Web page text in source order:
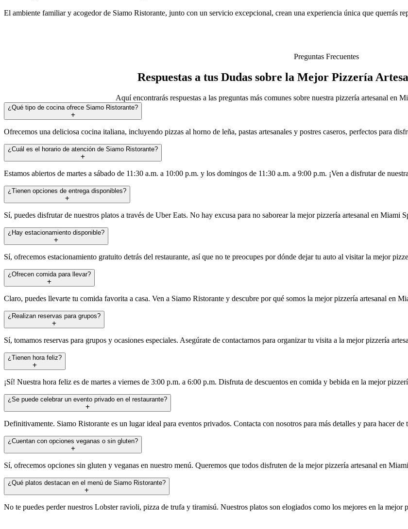
El ambiente familiar y acogedor de Siamo Ristorante, junto con un servicio excepcional, crean una experiencia única que querrás
Preguntas Frecuentes
Respuestas a tus Dudas sobre la Mejor Pizzería
Aquí encontrarás respuestas a las preguntas más comunes sobre nuestra pizzería artesanal en
¿Qué tipo de cocina ofrece Siamo Ristorante?
Ofrecemos una deliciosa cocina italiana, incluyendo pizzas al horno de leña, pastas artesanales y postres caseros, perfectos para
¿Cuál es el horario de atención de Siamo Ristorante?
Estamos abiertos de martes a sábado de 11:30 a.m. a 10:00 p.m. y los domingos de 11:30 a.m. a 9:00 p.m. ¡Ven a disfrutar de
¿Tienen opciones de entrega disponibles?
Sí, puedes disfrutar de nuestros platos a través de Uber Eats. No hay excusa para no saborear la mejor pizzería artesanal en Miami
¿Hay estacionamiento disponible?
Sí, ofrecemos estacionamiento gratuito detrás del restaurante, así que no te preocupes por dónde dejar tu auto al visitar la mejor
¿Ofrecen comida para llevar?
Claro, puedes llevarte tu comida favorita a casa. Ven a Siamo Ristorante y descubre por qué somos la mejor pizzería artesanal en
¿Realizan reservas para grupos?
Sí, tomamos reservas para grupos y ocasiones especiales. Asegúrate de contactarnos para organizar tu visita a la mejor pizzería
¿Tienen hora feliz?
¡Sí! Nuestra hora feliz es de martes a viernes de 3:00 p.m. a 6:00 p.m. Disfruta de descuentos en comida y bebida en la mejor
¿Se puede celebrar un evento privado en el restaurante?
Definitivamente. Siamo Ristorante es un lugar ideal para eventos privados. Contacta con nosotros para más detalles y para hacer
¿Cuentan con opciones veganas o sin gluten?
Sí, ofrecemos opciones sin gluten y veganas en nuestro menú. Queremos que todos disfruten de la mejor pizzería artesanal en
¿Qué platos destacan en el menú de Siamo Ristorante?
No te puedes perder nuestros Lobster ravioli, pizza de trufa y tiramisú. Nuestros platos son elogiados como los mejores en la mejor